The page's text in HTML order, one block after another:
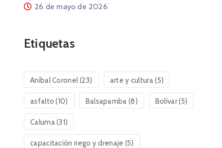
26 de mayo de 2026
Etiquetas
Aníbal Coronel(23) arte y cultura(5)
asfalto (10) Balsapamba (8) Bolívar(5)
Caluma(31)
capacitación riego y drenaje (5)